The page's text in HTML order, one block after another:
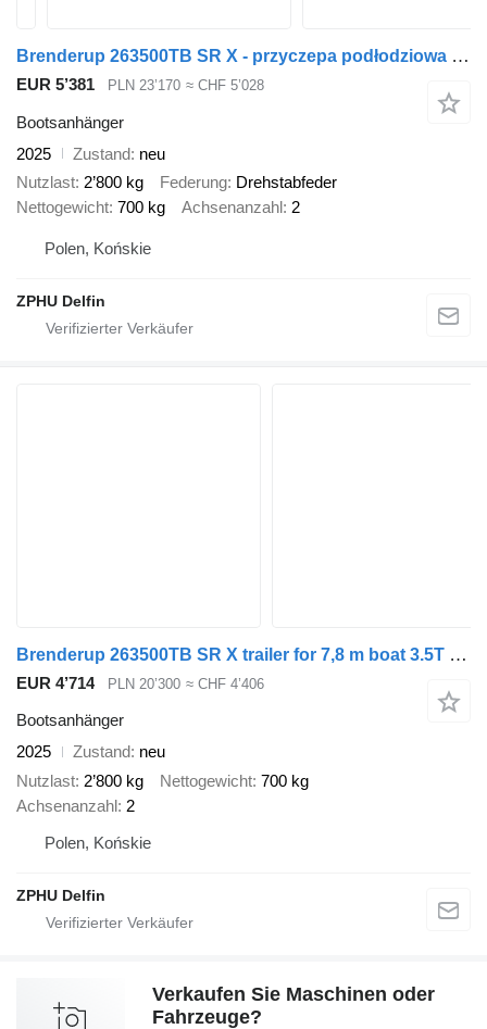
Brenderup 263500TB SR X - przyczepa podłodziowa pod jacht 8m | felgi ALU
EUR 5’381 PLN 23’170 ≈ CHF 5’028
Bootsanhänger
2025
Zustand neu
Nutzlast 2’800 kg Federung Drehstabfeder
Nettogewicht 700 kg Achsenanzahl 2
Polen, Końskie
ZPHU Delfin
Brenderup 263500TB SR X trailer for 7,8 m boat 3.5T GVW
EUR 4’714 PLN 20’300 ≈ CHF 4’406
Bootsanhänger
2025
Zustand neu
Nutzlast 2’800 kg Nettogewicht 700 kg
Achsenanzahl 2
Polen, Końskie
ZPHU Delfin
Verkaufen Sie Maschinen oder
Fahrzeuge?